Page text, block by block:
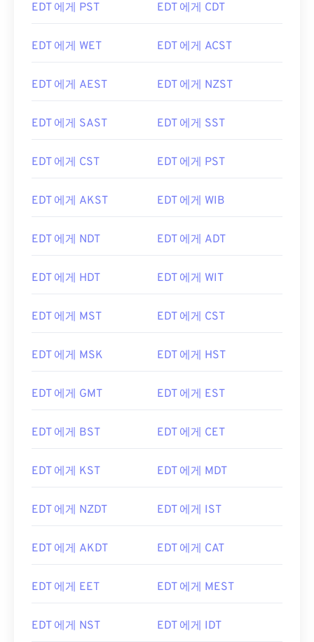
EDT 에게 PST EDT 에게 CDT
EDT 에게 WET EDT 에게 ACST
EDT 에게 AEST EDT 에게 NZST
EDT 에게 SAST EDT 에게 SST
EDT 에게 CST EDT 에게 PST
EDT 에게 AKST EDT 에게 WIB
EDT 에게 NDT EDT 에게 ADT
EDT 에게 HDT EDT 에게 WIT
EDT 에게 MST EDT 에게 CST
EDT 에게 MSK EDT 에게 HST
EDT 에게 GMT EDT 에게 EST
EDT 에게 BST EDT 에게 CET
EDT 에게 KST EDT 에게 MDT
EDT 에게 NZDT EDT 에게 IST
EDT 에게 AKDT EDT 에게 CAT
EDT 에게 EET EDT 에게 MEST
EDT 에게 NST EDT 에게 IDT